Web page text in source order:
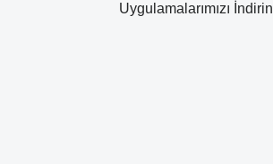
Uygulamalarımızı İndirin